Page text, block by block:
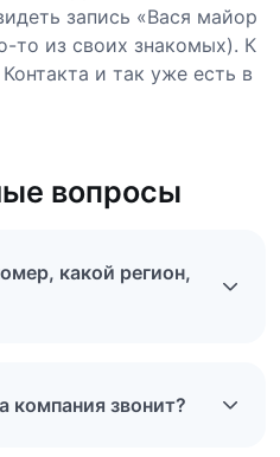
запись «Вася майор
то из своих знакомых). К
и так уже есть в
вопросы
какой регион,
компания звонит?